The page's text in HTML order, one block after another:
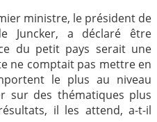
ministre, le président de
Juncker, a déclaré être
du petit pays serait une
ne comptait pas mettre en
le plus au niveau
sur des thématiques plus
il les attend, a-t-il